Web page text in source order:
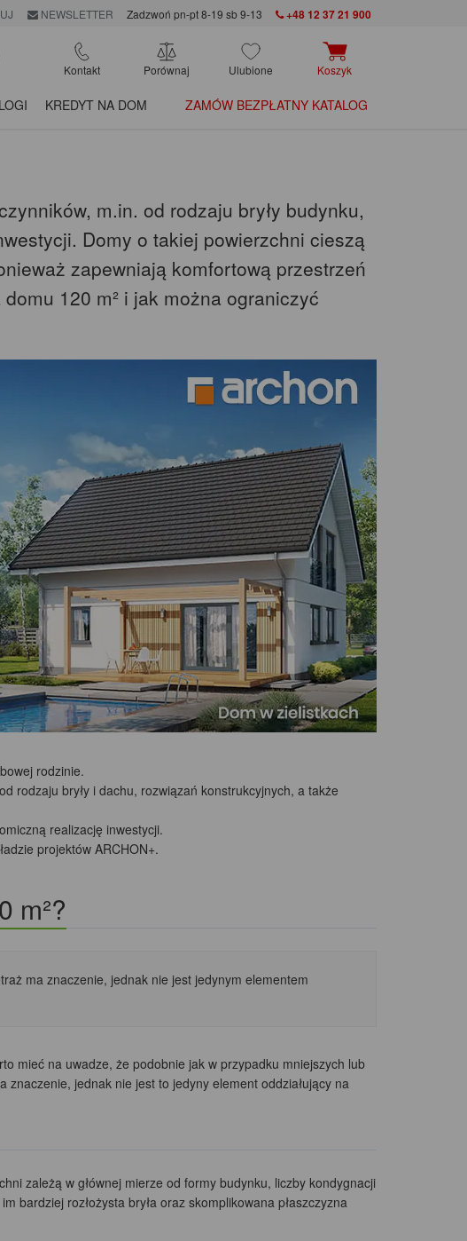
NEWSLETTER Zadzwoń pn-pt 8-19 sb 9-13 +48 12 37 21 900
Kontakt Porównaj Ulubione Koszyk
KREDYT NA DOM ZAMÓW BEZPŁATNY KATALOG
m.in. od rodzaju bryły budynku,
Domy o takiej powierzchni cieszą
zapewniają komfortową przestrzeń
120 m² i jak można ograniczyć
rodzinie.
rodzaju bryły i dachu, rozwiązań konstrukcyjnych, a także
realizację inwestycji.
projektów ARCHON+.
m²?
ma znaczenie, jednak nie jest jedynym elementem
mieć na uwadze, że podobnie jak w przypadku mniejszych lub
jednak nie jest to jedyny element oddziałujący na
zależą w głównej mierze od formy budynku, liczby kondygnacji
bardziej rozłożysta bryła oraz skomplikowana płaszczyzna